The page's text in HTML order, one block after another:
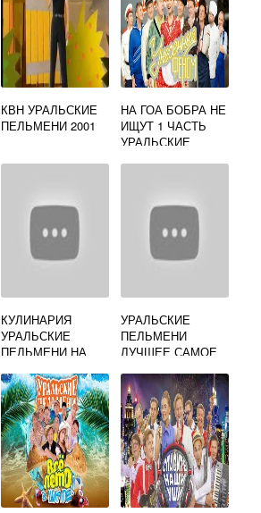
КВН УРАЛЬСКИЕ
ПЕЛЬМЕНИ 2001
НА ГОА БОБРА НЕ
ИЩУТ 1 ЧАСТЬ
УРАЛЬСКИЕ
КУЛИНАРИЯ
УРАЛЬСКИЕ
ПЕЛЬМЕНИ НА
ЧЕЛЯБИНСК
УРАЛЬСКИЕ
ПЕЛЬМЕНИ
ЛУЧШЕЕ САМОЕ